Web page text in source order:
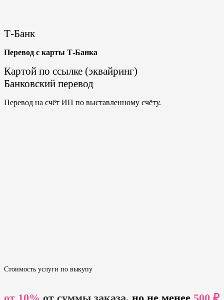
Т-Банк
Перевод с карты Т-Банка
Картой по ссылке (эквайринг)
Банковский перевод
Перевод на счёт ИП по выставленному счёту.
Стоимость услуги по выкупу